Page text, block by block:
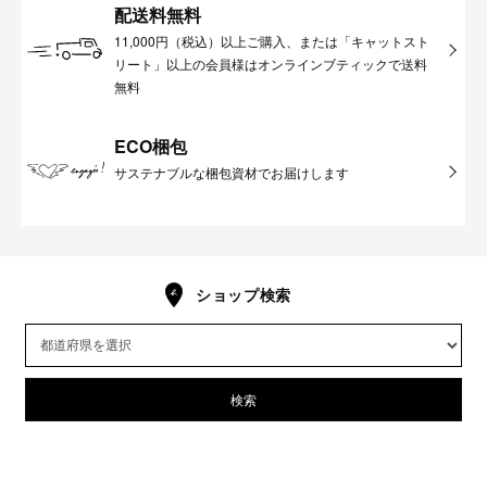
配送料無料
11,000円（税込）以上ご購入、または「キャットスト
リート」以上の会員様はオンラインブティックで送料
無料
ECO梱包
サステナブルな梱包資材でお届けします
ショップ検索
検索